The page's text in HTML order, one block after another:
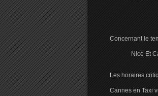
Concernant le
Nice Et
Les horaires
Cannes en Taxi